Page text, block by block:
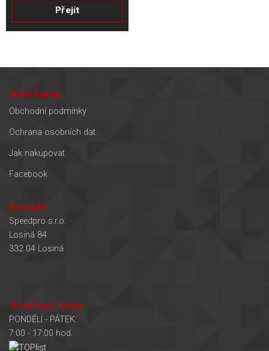
Přejít
Informace
Obchodní podmínky
Ochrana osobních dat
Jak nakupovat
Facebook
Kontakt
Speedpro s.r.o.
Losiná 84
332 04 Losiná
Otevírací doba
PONDĚLÍ - PÁTEK:
7:00 - 17:00 hod.